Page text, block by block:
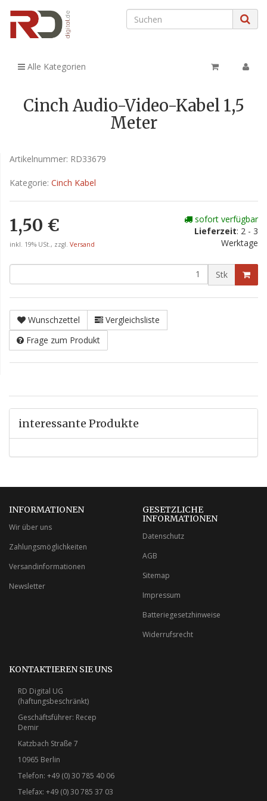
Alle Kategorien
Cinch Audio-Video-Kabel 1,5
Meter
Artikelnummer: RD33679
Kategorie: Cinch Kabel
1,50 €
inkl. 19% USt., zzgl. Versand
sofort verfügbar
Lieferzeit: 2 - 3
Werktage
Stk
Wunschzettel
Vergleichsliste
Frage zum Produkt
interessante Produkte
INFORMATIONEN
Wir über uns
Zahlungsmöglichkeiten
Versandinformationen
Newsletter
GESETZLICHE
INFORMATIONEN
Datenschutz
AGB
Sitemap
Impressum
Batteriegesetzhinweise
Widerrufsrecht
KONTAKTIEREN SIE UNS
RD Digital UG
(haftungsbeschränkt)
Geschäftsführer: Recep
Demir
Katzbach Straße 7
10965 Berlin
Telefon: +49 (0) 30 785 40 06
Telefax: +49 (0) 30 785 37 03